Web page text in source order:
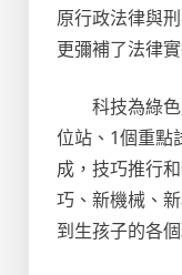
原行政法律與
更彌補了法律
科技為綠
位站、1個重點
成，技巧推行
巧、新機械、
到生孩子的各